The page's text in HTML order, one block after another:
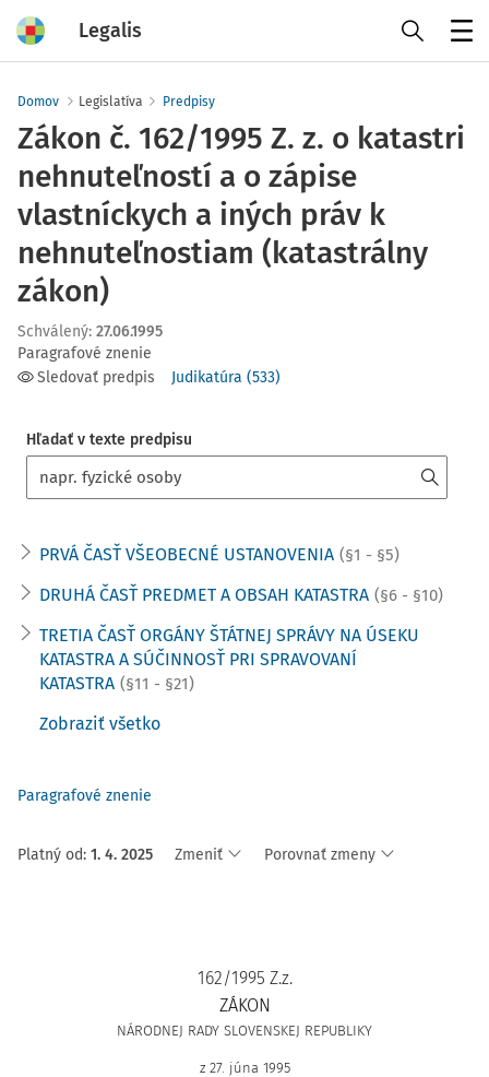
Legalis
Domov Legislatíva Predpisy
Zákon č. 162/1995 Z. z. o katastri
nehnuteľností a o zápise
vlastníckych a iných práv k
nehnuteľnostiam (katastrálny
zákon)
Schválený: 27.06.1995
Paragrafové znenie
Sledovať predpis
Judikatúra (533)
Hľadať v texte predpisu
PRVÁ ČASŤ VŠEOBECNÉ USTANOVENIA (§1 - §5)
DRUHÁ ČASŤ PREDMET A OBSAH KATASTRA (§6 - §10)
TRETIA ČASŤ ORGÁNY ŠTÁTNEJ SPRÁVY NA ÚSEKU
KATASTRA A SÚČINNOSŤ PRI SPRAVOVANÍ
KATASTRA (§11 - §21)
Zobraziť všetko
Paragrafové znenie
Platný od: 1. 4. 2025 Zmeniť Porovnať zmeny
162/1995 Z.z.
ZÁKON
NÁRODNEJ RADY SLOVENSKEJ REPUBLIKY
z 27. júna 1995